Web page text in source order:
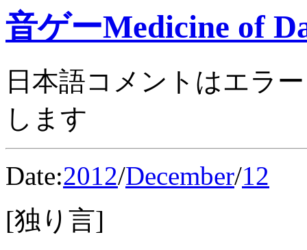
音ゲーMedicine of
日本語コメントはエラ
します
Date:2012/December/12
[独り言]